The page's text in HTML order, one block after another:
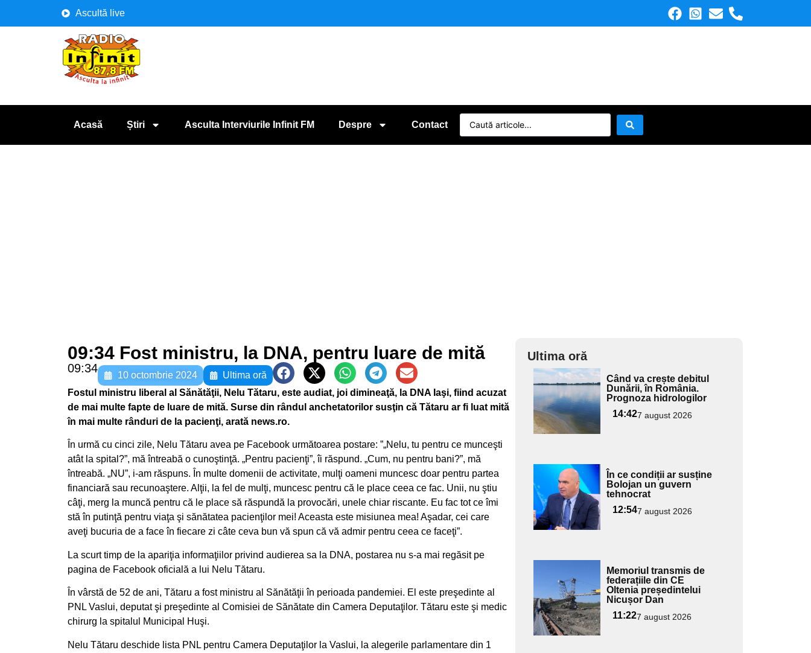
Ascultă live
Acasă Știri Asculta Interviurile Infinit FM Despre Contact
09:34 Fost ministru, la DNA, pentru luare de mită
09:34
10 octombrie 2024
Ultima oră
Fostul ministru liberal al Sănătăţii, Nelu Tătaru, este audiat, joi dimineaţă, la DNA Iaşi, fiind acuzat
de mai multe fapte de luare de mită. Surse din rândul anchetatorilor susţin că Tătaru ar fi luat mită
în mai multe rânduri de la pacienţi, arată news.ro.
În urmă cu cinci zile, Nelu Tătaru avea pe Facebook următoarea postare: ”„Nelu, tu pentru ce munceşti
atât la spital?”, mă întreabă o cunoştinţă. „Pentru pacienţi”, îi răspund. „Cum, nu pentru bani?”, mă
întreabă. „NU”, i-am răspuns. În multe domenii de activitate, mulţi oameni muncesc doar pentru partea
financiară sau recunoaştere. Alţii, la fel de mulţi, muncesc pentru că le place ceea ce fac. Unii, nu ştiu
câţi, merg la muncă pentru că le place să răspundă la provocări, unele chiar riscante. Eu fac tot ce îmi
stă în putinţă pentru viaţa şi sănătatea pacienţilor mei! Aceasta este misiunea mea! Aşadar, cei care
aveţi bucuria de a face în fiecare zi câte ceva bun vă spun că vă admir pentru ceea ce faceţi”.
La scurt timp de la apariţia informaţiilor privind audierea sa la DNA, postarea nu s-a mai regăsit pe
pagina de Facebook oficială a lui Nelu Tătaru.
În vârstă de 52 de ani, Tătaru a fost ministru al Sănătăţii în perioada pandemiei. El este preşedinte al
PNL Vaslui, deputat şi preşedinte al Comisiei de Sănătate din Camera Deputaţilor. Tătaru este şi medic
chirurg la spitalul Municipal Huşi.
Nelu Tătaru deschide lista PNL pentru Camera Deputaţilor la Vaslui, la alegerile parlamentare din 1
Ultima oră
Adaugă
aici textul
pentru
subtitlu
Când va crește debitul
Dunării, în România.
Prognoza hidrologilor
14:427 august 2026
Adaugă
aici textul
pentru
subtitlu
În ce condiții ar susține
Bolojan un guvern
tehnocrat
12:547 august 2026
aici textul
pentru
subtitlu
Memoriul transmis de
federațiile din CE
Oltenia președintelui
Nicușor Dan
11:227 august 2026